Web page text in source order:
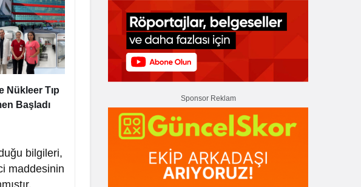
Nükleer Tıp
Başladı
bilgileri,
maddesinin
Sponsor Reklam